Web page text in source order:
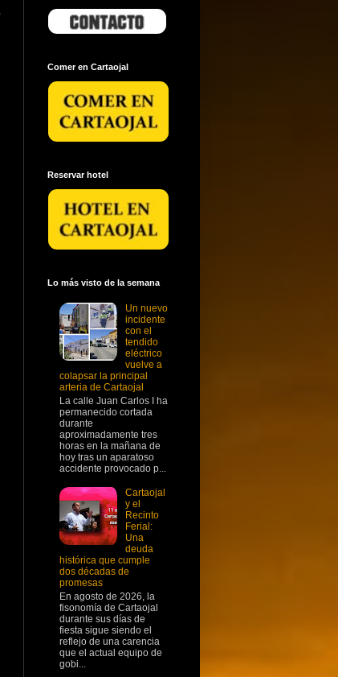
Comer en Cartaojal
Reservar hotel
Lo más visto de la semana
Un nuevo
incidente
con el
tendido
eléctrico
vuelve a
colapsar la principal
arteria de Cartaojal
La calle Juan Carlos I ha
permanecido cortada
durante
aproximadamente tres
horas en la mañana de
hoy tras un aparatoso
accidente provocado p...
Cartaojal
y el
Recinto
Ferial:
Una
deuda
histórica que cumple
dos décadas de
promesas
En agosto de 2026, la
fisonomía de Cartaojal
durante sus días de
fiesta sigue siendo el
reflejo de una carencia
que el actual equipo de
gobi...